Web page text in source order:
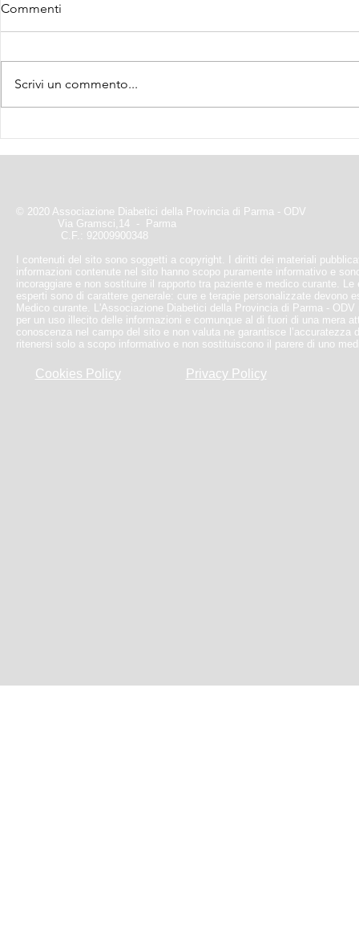
Commenti
Scrivi un commento...
© 2020 Associazione Diabetici della Provincia di Parma - ODV
Via Gramsci,14 - Parma
C.F.: 92009900348
I contenuti del sito sono soggetti a copyright. I diritti dei materiali
informazioni contenute nel sito hanno scopo puramente informativo e
incoraggiare e non sostituire il rapporto tra paziente e medico curante.
esperti sono di carattere generale: cure e terapie personalizzate devono
Medico curante. L'Associazione Diabetici della Provincia di Parma -
per un uso illecito delle informazioni e comunque al di fuori di una mera
conoscenza nel campo del sito e non valuta ne garantisce l’accuratezza
ritenersi solo a scopo informativo e non sostituiscono il parere di uno
Cookies Policy Privacy Policy